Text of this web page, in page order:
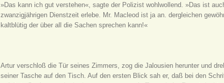
»Das kann ich gut verstehen«, sagte der Polizist wohlwollend. »Das ist
zwanzigjährigen Dienstzeit erlebe. Mr. Macleod ist ja an. dergleichen
kaltblütig der über all die Sachen sprechen kann!«
Artur verschloß die Tür seines Zimmers, zog die Jalousien herunter und
seiner Tasche auf den Tisch. Auf den ersten Blick sah er, daß bei den